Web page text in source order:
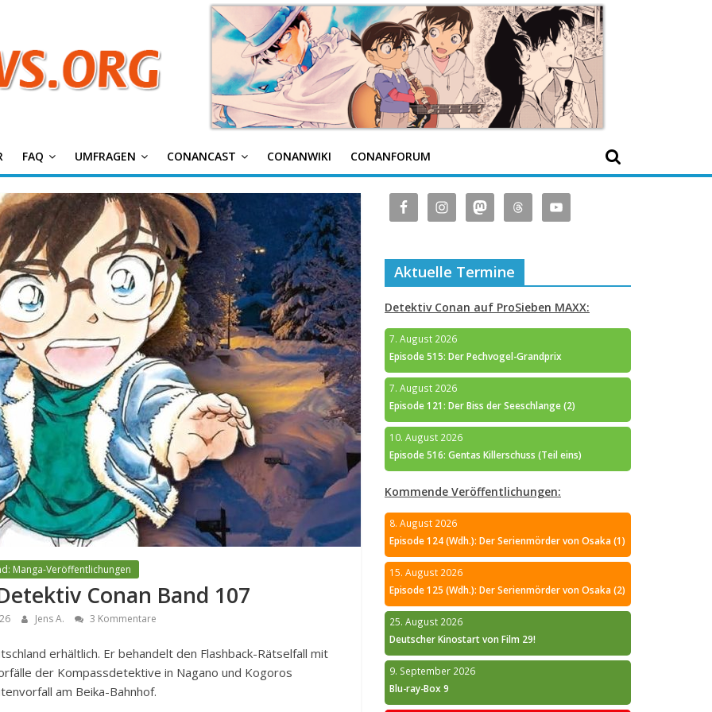
FAQ UMFRAGEN CONANCAST CONANWIKI CONANFORUM
Manga-Veröffentlichungen
Conan Band 107
Jens A. 3 Kommentare
erhältlich. Er behandelt den Flashback-Rätselfall mit
der Kompassdetektive in Nagano und Kogoros
am Beika-Bahnhof.
Aktuelle Termine
Detektiv Conan auf ProSieben MAXX:
7. August 2026
Episode 515: Der Pechvogel-Grandprix
7. August 2026
Episode 121: Der Biss der Seeschlange (2)
10. August 2026
Episode 516: Gentas Killerschuss (Teil eins)
Kommende Veröffentlichungen:
8. August 2026
Episode 124 (Wdh.): Der Serienmörder von Osaka (1)
15. August 2026
Episode 125 (Wdh.): Der Serienmörder von Osaka (2)
25. August 2026
Deutscher Kinostart von Film 29!
9. September 2026
Blu-ray-Box 9